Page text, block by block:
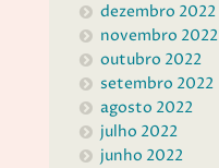
dezembro 2022
novembro 2022
outubro 2022
setembro 2022
agosto 2022
julho 2022
junho 2022